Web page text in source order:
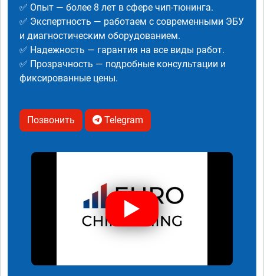
✅ Опыт — более 8 лет в сфере чип-тюнинга.
✅ Экспертность — работаем с современными ЭБУ
и диагностическим оборудованием.
✅ Надежность — гарантия на все виды работ.
✅ Прозрачность — подробные консультации и
фиксированные цены.
Позвонить Telegram